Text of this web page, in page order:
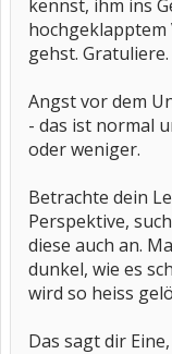
kennst, ihm ins
gehst. Gratuliere.
Angst vor dem
- das ist normal
oder weniger.
Betrachte dein
Perspektive,
diese auch an.
dunkel, wie es
wird so heiss
Das sagt dir